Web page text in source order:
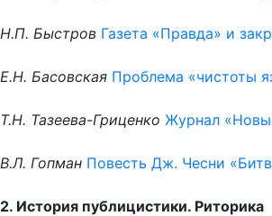
Н.П. Быстров Газета «Правда» и
Е.Н. Басовская Проблема «чистоты
Т.Н. Тазеева-Гриценко Журнал
В.Л. Гопман Повесть Дж. Чесни
2. История публицистики. Риторика